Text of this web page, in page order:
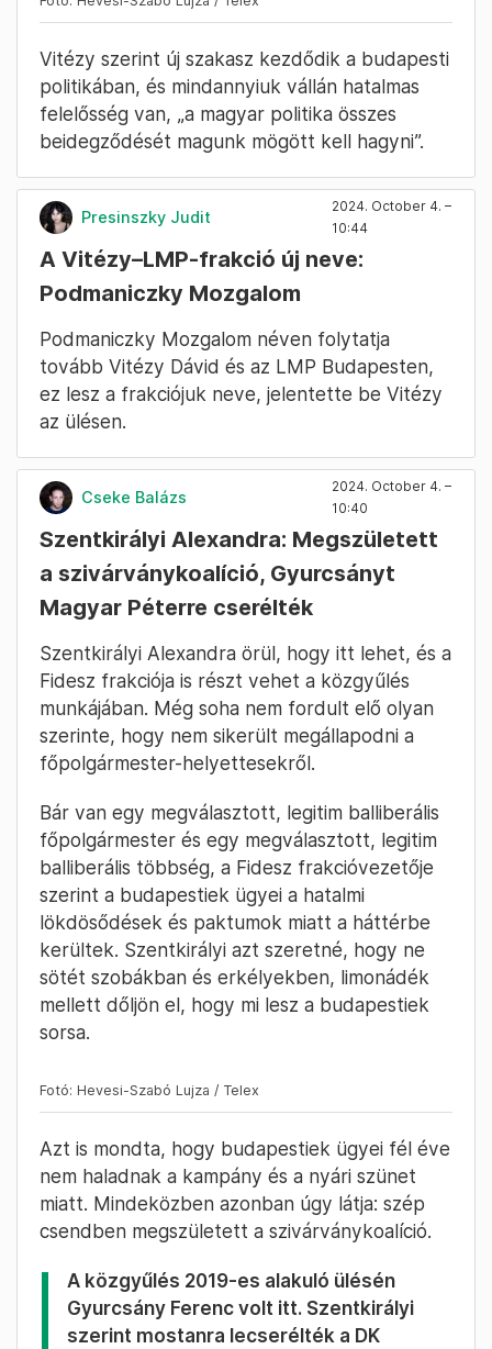
meg kell érteniük néhány dolgot. „Bár
főpolgármester úr megnyerte a választást, de
összességében többen szavaztak a
változásra, a dolgok nem mehetnek tovább
úgy, mint eddig”, mondta Vitézy. Azt is
kerületeiből üzenték meg, hogy változás kell
Budapesten.
Fotó: Hevesi-Szabó Lujza / Telex
Vitézy szerint új szakasz kezdődik a budapesti
felelősség van, „a magyar politika összes
beidegződését magunk mögött kell hagyni”.
Presinszky Judit
A Vitézy–LMP-frakció új neve:
Podmaniczky Mozgalom
Podmaniczky Mozgalom néven folytatja
tovább Vitézy Dávid és az LMP Budapesten,
ez lesz a frakciójuk neve, jelentette be Vitézy
az ülésen.
Szentkirályi Alexandra: Megszületett
Magyar Péterre cserélték
Szentkirályi Alexandra örül, hogy itt lehet, és a
Fidesz frakciója is részt vehet a közgyűlés
szerinte, hogy nem sikerült megállapodni a
főpolgármester-helyettesekről.